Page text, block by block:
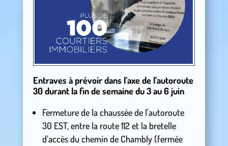
Entraves à prévoir dans l’axe de l’autoroute
30 durant la fin de semaine du 3 au 6 juin
Fermeture de la chaussée de l’autoroute
30 EST, entre la route 112 et la bretelle
d’accès du chemin de Chambly (fermée